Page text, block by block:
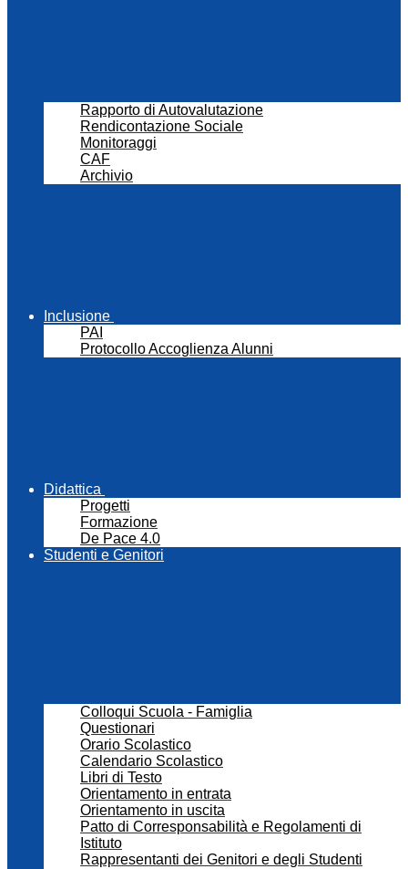
Rapporto di Autovalutazione
Rendicontazione Sociale
Monitoraggi
CAF
Archivio
Inclusione
PAI
Protocollo Accoglienza Alunni
Didattica
Progetti
Formazione
De Pace 4.0
Studenti e Genitori
Colloqui Scuola - Famiglia
Questionari
Orario Scolastico
Calendario Scolastico
Libri di Testo
Orientamento in entrata
Orientamento in uscita
Patto di Corresponsabilità e Regolamenti di
Istituto
Rappresentanti dei Genitori e degli Studenti